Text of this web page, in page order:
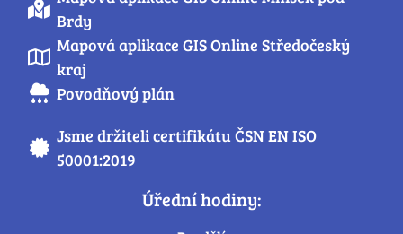
Brdy
Mapová aplikace GIS Online Středočeský
kraj
Povodňový plán
Jsme držiteli certifikátu ČSN EN ISO
50001:2019
Úřední hodiny: